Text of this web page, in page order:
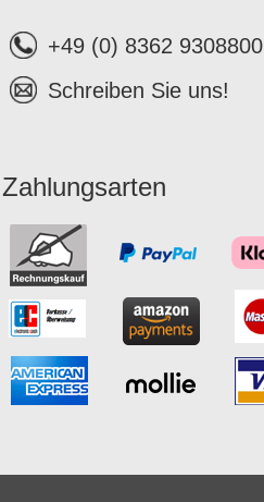
+49 (0) 8362 9308800
Schreiben Sie uns!
Zahlungsarten